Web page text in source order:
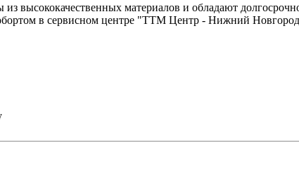
материалов и обладают
в сервисном центре "ТТМ Центр - Нижний